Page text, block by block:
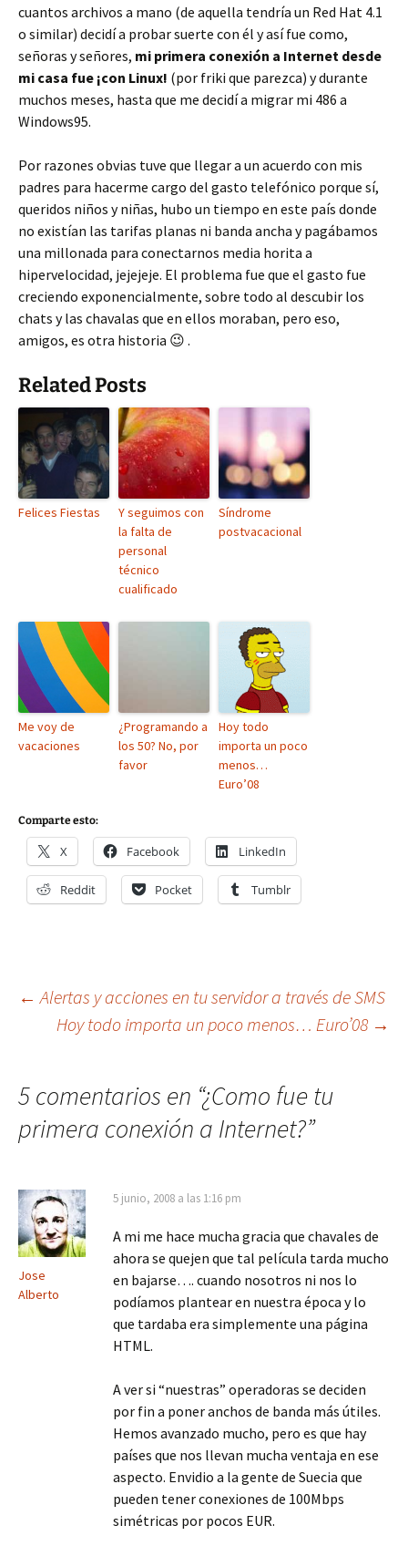
cuantos archivos a mano (de aquella tendría un Red Hat 4.1
o similar) decidí a probar suerte con él y así fue como,
señoras y señores, mi primera conexión a Internet desde
mi casa fue ¡con Linux! (por friki que parezca) y durante
muchos meses, hasta que me decidí a migrar mi 486 a
Windows95.
Por razones obvias tuve que llegar a un acuerdo con mis
padres para hacerme cargo del gasto telefónico porque sí,
queridos niños y niñas, hubo un tiempo en este país donde
no existían las tarifas planas ni banda ancha y pagábamos
una millonada para conectarnos media horita a
hipervelocidad, jejejeje. El problema fue que el gasto fue
creciendo exponencialmente, sobre todo al descubir los
chats y las chavalas que en ellos moraban, pero eso,
amigos, es otra historia 😉 .
Related Posts
Felices Fiestas
Y seguimos con
la falta de
personal
técnico
cualificado
Síndrome
postvacacional
Me voy de
vacaciones
¿Programando a
los 50? No, por
favor
Hoy todo
importa un poco
menos…
Euro’08
Comparte esto:
X Facebook LinkedIn
Reddit Pocket Tumblr
Navegación
entradas
← Alertas y acciones en tu servidor a través de SMS
Hoy todo importa un poco menos… Euro’08 →
5 comentarios en “¿Como fue tu
primera conexión a Internet?”
Jose
Alberto
5 junio, 2008 a las 1:16 pm
A mi me hace mucha gracia que chavales de
ahora se quejen que tal película tarda mucho
en bajarse…. cuando nosotros ni nos lo
podíamos plantear en nuestra época y lo
que tardaba era simplemente una página
HTML.
A ver si “nuestras” operadoras se deciden
por fin a poner anchos de banda más útiles.
Hemos avanzado mucho, pero es que hay
países que nos llevan mucha ventaja en ese
aspecto. Envidio a la gente de Suecia que
pueden tener conexiones de 100Mbps
simétricas por pocos EUR.